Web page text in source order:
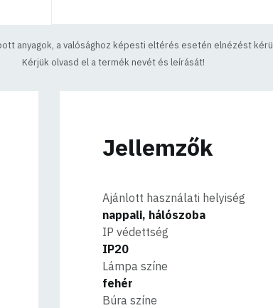
anyagok, a valósághoz képesti eltérés esetén elnézést
Kérjük olvasd el a termék nevét és leírását!
Jellemzők
Ajánlott használati helyiség
nappali, hálószoba
IP védettség
IP20
Lámpa színe
fehér
Búra színe